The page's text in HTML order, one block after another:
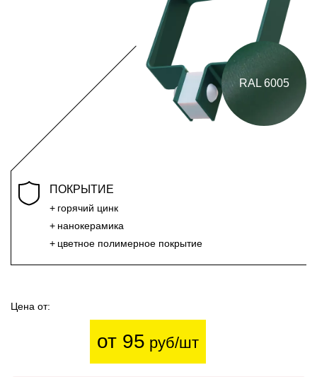
RAL 6005
ПОКРЫТИЕ
горячий цинк
нанокерамика
цветное полимерное покрытие
Цена от:
от 95 руб/шт